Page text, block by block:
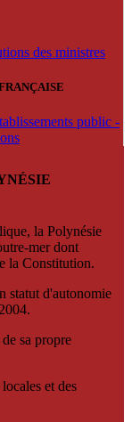
des ministres
public -
la Polynésie
mer dont
la Constitution.
statut d'autonomie
sa propre
et des